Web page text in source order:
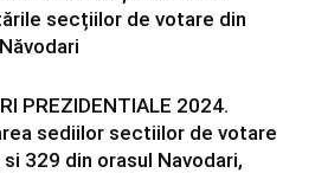
secțiilor de votare din
PREZIDENTIALE 2024.
sediilor sectiilor de votare
si 329 din orasul Navodari,